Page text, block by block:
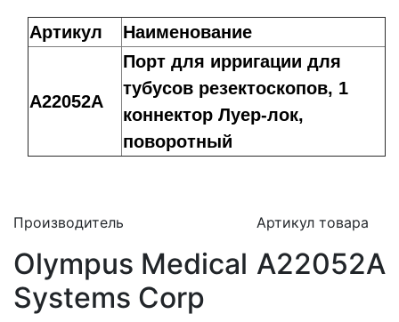
Артикул Наименование
A22052A
Порт для ирригации для
тубусов резектоскопов, 1
коннектор Луер-лок,
поворотный
Производитель
Olympus Medical
Systems Corp
Артикул товара
A22052A